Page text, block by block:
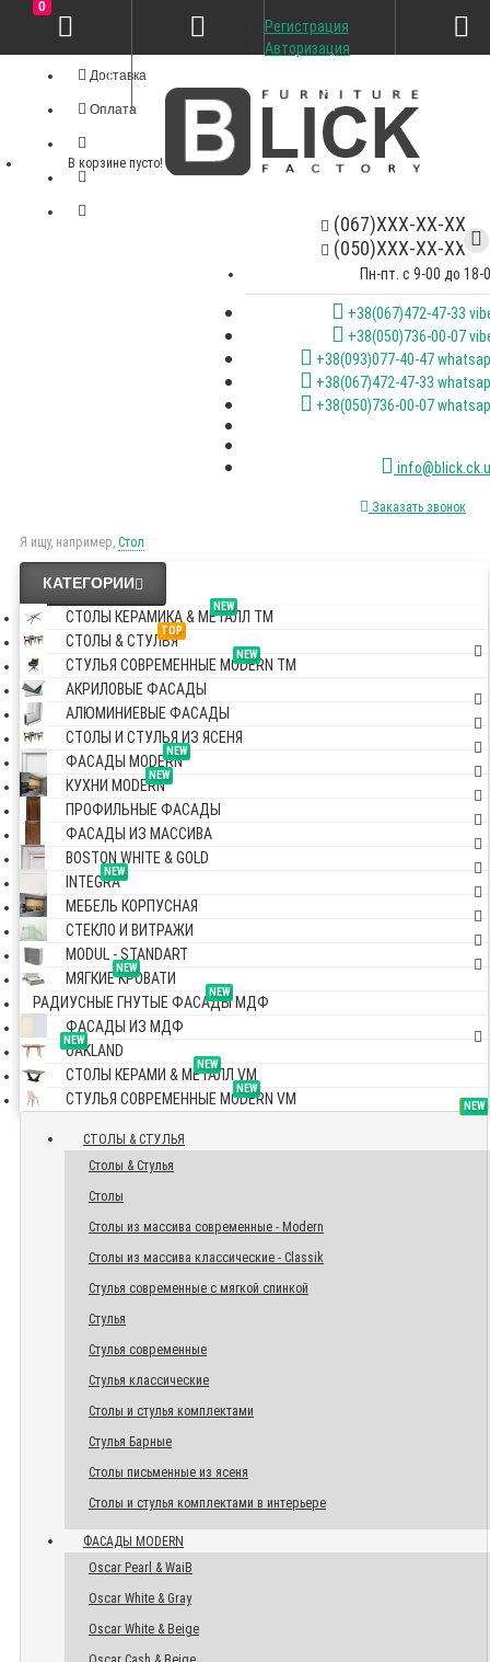
Доставка
Оплата
(067)XXX-XX-XX
(050)XXX-XX-XX
Пн-пт. с 9-00 до 18-
+38(067)472-47-33
+38(050)736-00-07
+38(093)077-40-47
+38(067)472-47-33
+38(050)736-00-07
Заказать звонок
Я ищу, например, Стол
Регистрация
Авторизация
0
В корзине пусто!
КАТЕГОРИИ
NEW
СТОЛЫ КЕРАМИКА & МЕТАЛЛ TM
TOP
СТОЛЫ & СТУЛЬЯ
NEW
СТУЛЬЯ СОВРЕМЕННЫЕ MODERN TM
АКРИЛОВЫЕ ФАСАДЫ
АЛЮМИНИЕВЫЕ ФАСАДЫ
СТОЛЫ И СТУЛЬЯ ИЗ ЯСЕНЯ
NEW
ФАСАДЫ MODERN
NEW
КУХНИ MODERN
ПРОФИЛЬНЫЕ ФАСАДЫ
ФАСАДЫ ИЗ МАССИВА
BOSTON WHITE & GOLD
NEW
INTEGRA
МЕБЕЛЬ КОРПУСНАЯ
СТЕКЛО И ВИТРАЖИ
MODUL - STANDART
NEW
МЯГКИЕ КРОВАТИ
NEW
РАДИУСНЫЕ ГНУТЫЕ ФАСАДЫ МДФ
ФАСАДЫ ИЗ МДФ
NEW
OAKLAND
NEW
СТОЛЫ КЕРАМИ & МЕТАЛЛ VM
NEW
СТУЛЬЯ СОВРЕМЕННЫЕ MODERN VM TOP
СТОЛЫ & СТУЛЬЯ
Столы & Стулья
Столы
Столы из массива современные - Modern
Столы из массива классические - Classik
Стулья современные с мягкой спинкой
Стулья
Стулья современные
Стулья классические
Столы и стулья комплектами
Стулья Барные
Столы письменные из ясеня
Столы и стулья комплектами в интерьере
NEW
ФАСАДЫ MODERN
Oscar Pearl & WaiB
Oscar White & Gray
Oscar White & Beige
NEW
NEW